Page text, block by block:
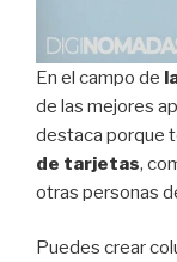
En el campo de
de las mejores
destaca porque
de tarjetas,
otras personas
Puedes crear